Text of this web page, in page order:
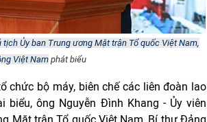
Ủy ban Trung ương Mặt trận Tổ quốc Việt Nam,
Việt Nam phát biểu
chức bộ máy, biên chế các liên đoàn lao
ông Nguyễn Đình Khang - Ủy viên